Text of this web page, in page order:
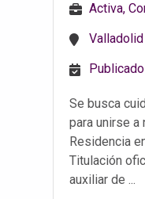
Activa,
Valladolid
Se busca
para unirse a
Residencia
Titulación
auxiliar de ...